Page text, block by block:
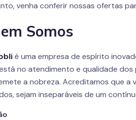
venha conferir nossas ofertas
Somos
é uma empresa de espírito
no atendimento e qualidade
a nobreza. Acreditamos que a
sejam inseparáveis de um